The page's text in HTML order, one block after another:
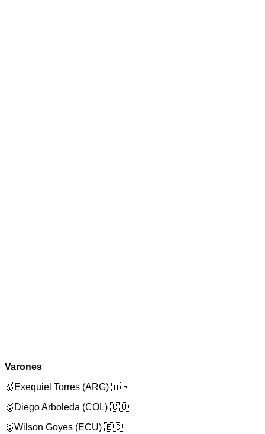
Varones
🥇Exequiel Torres (ARG) 🇦🇷
🥈Diego Arboleda (COL) 🇨🇴
🥉Wilson Goyes (ECU) 🇪🇨